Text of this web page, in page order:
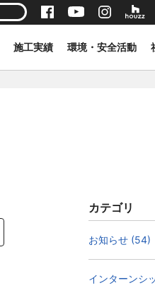
施工実績 環境・安全活動
カテゴリ
お知らせ (54)
インターンシ